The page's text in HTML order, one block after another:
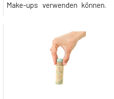
Make-ups verwenden können.
empfindliche Haut geeignet
und zudem äußerst wirksam.
Bei den Produkten der Marke
Suntribe werden Sie zudem
kein Wasser finden, das das